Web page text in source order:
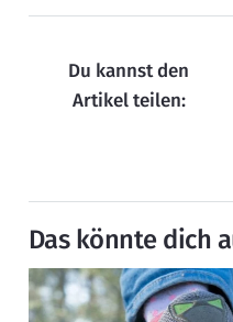
Du kannst den
Artikel teilen:
Das könnte dich